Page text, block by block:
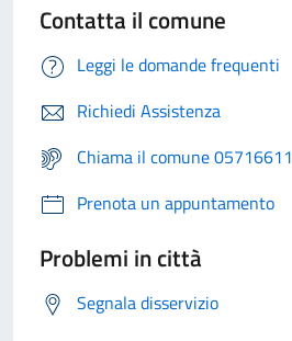
Contatta il comune
Leggi le domande frequenti
Richiedi Assistenza
Chiama il comune 05716611
Prenota un appuntamento
Problemi in città
Segnala disservizio